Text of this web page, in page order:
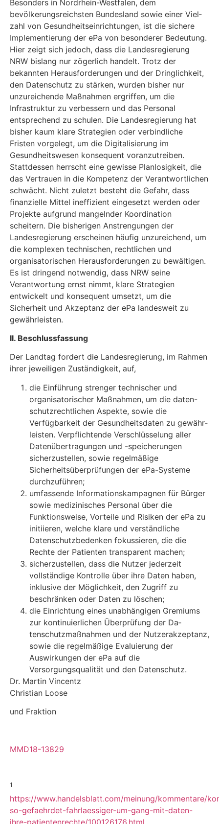
Besonders in Nordrhein-Westfalen, dem
bevölkerungsreichsten Bundesland sowie einer Viel­
zahl von Gesundheitseinrichtungen, ist die sichere
Implementierung der ePa von besonderer Bedeutung.
Hier zeigt sich jedoch, dass die Landesregierung
NRW bislang nur zögerlich han­delt. Trotz der
bekannten Herausforderungen und der Dringlichkeit,
den Datenschutz zu stär­ken, wurden bisher nur
unzureichende Maßnahmen ergriffen, um die
Infrastruktur zu verbes­sern und das Personal
entsprechend zu schulen. Die Landesregierung hat
bisher kaum klare Strategien oder verbindliche
Fristen vorgelegt, um die Digitalisierung im
Gesundheitswesen konsequent voranzutreiben.
Stattdessen herrscht eine gewisse Planlosigkeit, die
das Ver­trauen in die Kompetenz der Verantwortlichen
schwächt. Nicht zuletzt besteht die Gefahr, dass
finanzielle Mittel ineffizient eingesetzt werden oder
Projekte aufgrund mangelnder Koordina­tion
scheitern. Die bisherigen Anstrengungen der
Landesregierung erscheinen häufig unzu­reichend, um
die komplexen technischen, rechtlichen und
organisatorischen Herausforderun­gen zu bewältigen.
Es ist dringend notwendig, dass NRW seine
Verantwortung ernst nimmt, klare Strategien
entwickelt und konsequent umsetzt, um die
Sicherheit und Akzeptanz der ePa landesweit zu
gewährleisten.
II. Beschlussfassung
Der Landtag fordert die Landesregierung, im Rahmen
ihrer jeweiligen Zuständigkeit, auf,
die Einführung strenger technischer und
organisatorischer Maßnahmen, um die daten-
schutzrechtlichen Aspekte, sowie die
Verfügbarkeit der Gesundheitsdaten zu gewähr­
leisten. Verpflichtende Verschlüsselung aller
Datenübertragungen und -speicherungen
sicherzustellen, sowie regelmäßige
Sicherheitsüberprüfungen der ePa-Systeme
durch­zuführen;
umfassende Informationskampagnen für Bürger
sowie medizinisches Personal über die
Funktionsweise, Vorteile und Risiken der ePa zu
initiieren, welche klare und verständli­che
Datenschutzbedenken fokussieren, die die
Rechte der Patienten transparent ma­chen;
sicherzustellen, dass die Nutzer jederzeit
vollständige Kontrolle über ihre Daten haben,
inklusive der Möglichkeit, den Zugriff zu
beschränken oder Daten zu löschen;
die Einrichtung eines unabhängigen Gremiums
zur kontinuierlichen Überprüfung der Da­
tenschutzmaßnahmen und der Nutzerakzeptanz,
sowie die regelmäßige Evaluierung der
Auswirkungen der ePa auf die
Versorgungsqualität und den Datenschutz.
Dr. Martin Vincentz
Christian Loose
und Fraktion
MMD18-13829
1
https://www.handelsblatt.com/meinung/kommentare/
so-gefaehrdet-fahrlaessiger-um-gang-mit-daten-
ihre-patientenrechte/100126176.html